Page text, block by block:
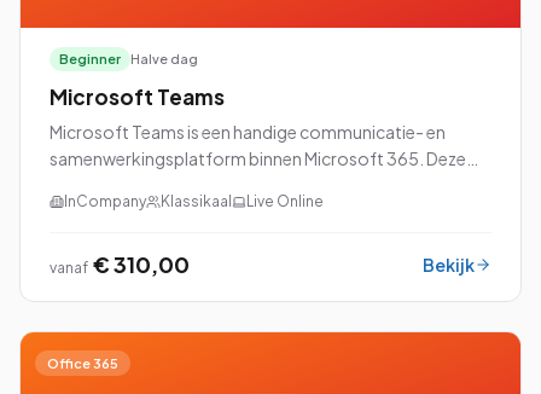
Beginner Halve dag
Microsoft Teams
Microsoft Teams is een handige communicatie- en
samenwerkingsplatform binnen Microsoft 365. Deze
worden gebruikt.
InCompany Klassikaal Live Online
vanaf € 310,00 Bekijk
Office 365